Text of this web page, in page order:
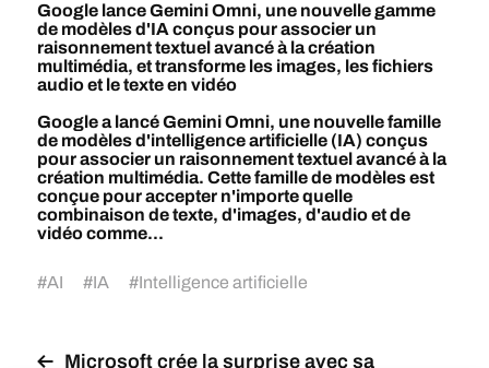
Google lance Gemini Omni, une nouvelle gamme
de modèles d'IA conçus pour associer un
raisonnement textuel avancé à la création
multimédia, et transforme les images, les fichiers
audio et le texte en vidéo
Google a lancé Gemini Omni, une nouvelle famille
de modèles d'intelligence artificielle (IA) conçus
pour associer un raisonnement textuel avancé à la
création multimédia. Cette famille de modèles est
conçue pour accepter n'importe quelle
combinaison de texte, d'images, d'audio et de
vidéo comme...
#AI #IA #Intelligence artificielle
Microsoft crée la surprise avec sa